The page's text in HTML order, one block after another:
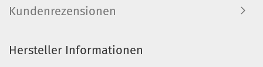
Kundenrezensionen
Hersteller Informationen